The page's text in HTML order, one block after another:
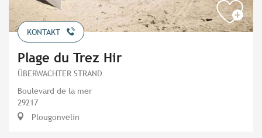
KONTAKT
Plage du Trez Hir
ÜBERWACHTER STRAND
Boulevard de la mer
29217
Plougonvelin